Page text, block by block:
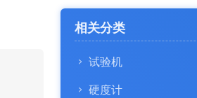
相关分类
试验机
硬度计